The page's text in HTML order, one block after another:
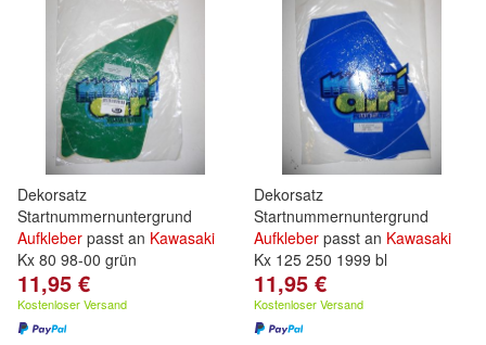
Dekorsatz
Startnummernuntergrund
Aufkleber passt an Kawasaki
Kx 80 98-00 grün
11,95 €
Kostenloser Versand
Dekorsatz
Startnummernuntergrund
Aufkleber passt an Kawasaki
Kx 125 250 1999 bl
11,95 €
Kostenloser Versand